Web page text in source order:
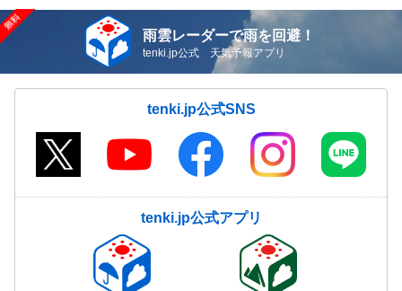
雨雲レーダーで雨を回避！
tenki.jp公式 天気予報アプリ
tenki.jp公式SNS
tenki.jp公式アプリ